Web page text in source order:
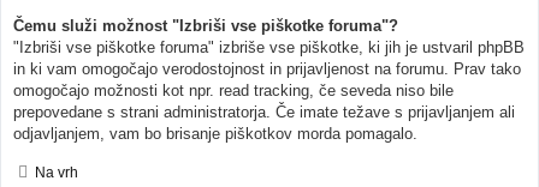
Čemu služi možnost "Izbriši vse piškotke foruma"?
"Izbriši vse piškotke foruma" izbriše vse piškotke, ki jih je ustvaril phpBB
in ki vam omogočajo verodostojnost in prijavljenost na forumu. Prav tako
omogočajo možnosti kot npr. read tracking, če seveda niso bile
prepovedane s strani administratorja. Če imate težave s prijavljanjem ali
odjavljanjem, vam bo brisanje piškotkov morda pomagalo.
Na vrh